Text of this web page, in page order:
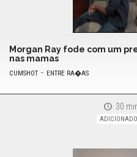
Morgan Ray fode com um
nas mamas
CUMSHOT - ENTRE RA�AS
30